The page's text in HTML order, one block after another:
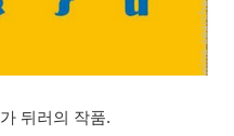
뒤러의 작품.